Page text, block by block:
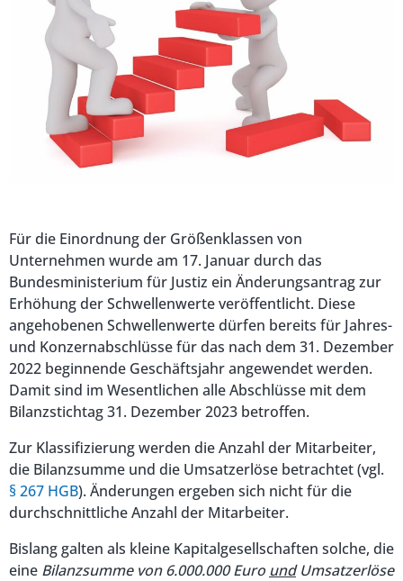
Für die Einordnung der Größenklassen von
Unternehmen wurde am 17. Januar durch das
Bundesministerium für Justiz ein Änderungsantrag zur
Erhöhung der Schwellenwerte veröffentlicht. Diese
angehobenen Schwellenwerte dürfen bereits für Jahres-
und Konzernabschlüsse für das nach dem 31. Dezember
2022 beginnende Geschäftsjahr angewendet werden.
Damit sind im Wesentlichen alle Abschlüsse mit dem
Bilanzstichtag 31. Dezember 2023 betroffen.
Zur Klassifizierung werden die Anzahl der Mitarbeiter,
die Bilanzsumme und die Umsatzerlöse betrachtet (vgl.
§ 267 HGB). Änderungen ergeben sich nicht für die
durchschnittliche Anzahl der Mitarbeiter.
Bislang galten als kleine Kapitalgesellschaften solche, die
eine Bilanzsumme von 6.000.000 Euro und Umsatzerlöse